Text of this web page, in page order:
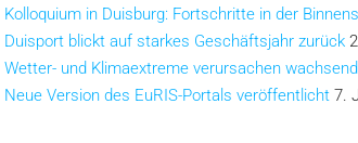
Kolloquium in Duisburg: Fortschritte in der
Duisport blickt auf starkes Geschäftsjahr zurück
Wetter- und Klimaextreme verursachen
Neue Version des EuRIS-Portals veröffentlicht 7.